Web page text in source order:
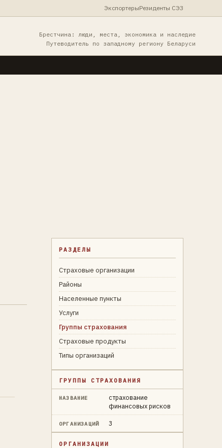
ЭкспортерыРезиденты СЭЗ
Брестчина: люди, места, экономика и наследие
Путеводитель по западному региону Беларуси
РАЗДЕЛЫ
Страховые организации
Районы
Населенные пункты
Услуги
Группы страхования
Страховые продукты
Типы организаций
ГРУППЫ СТРАХОВАНИЯ
НАЗВАНИЕ
страхование
финансовых рисков
ОРГАНИЗАЦИЙ 3
ОРГАНИЗАЦИИ